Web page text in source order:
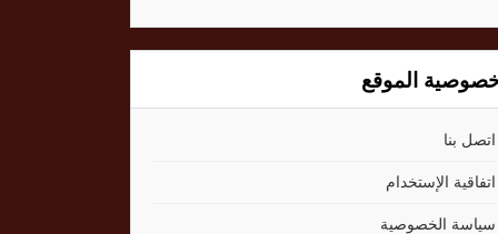
الموقع
اتصل بنا
اتفاقية الإستخدام
سياسة الخصوصية